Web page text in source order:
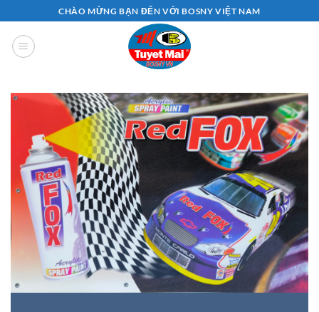
qua
nội
dung
CHÀO MỪNG BẠN ĐẾN VỚI BOSNY VIỆT NAM